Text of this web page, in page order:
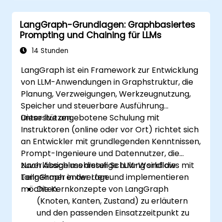
LangGraph-Grundlagen: Graphbasiertes
Prompting und Chaining für LLMs
14 Stunden
LangGraph ist ein Framework zur Entwicklung
von LLM-Anwendungen in Graphstruktur, die
Planung, Verzweigungen, Werkzeugnutzung,
Speicher und steuerbare Ausführung
unterstützen.
Diese live angebotene Schulung mit
Instruktoren (online oder vor Ort) richtet sich
an Entwickler mit grundlegenden Kenntnissen,
Prompt-Ingenieure und Datennutzer, die
zuverlässige mehrstufige LLM-Workflows mit
LangGraph entwerfen und implementieren
möchten.
Nach Abschluss dieser Schulung sind die
Teilnehmer in der Lage:
Die Kernkonzepte von LangGraph
(Knoten, Kanten, Zustand) zu erläutern
und den passenden Einsatzzeitpunkt zu